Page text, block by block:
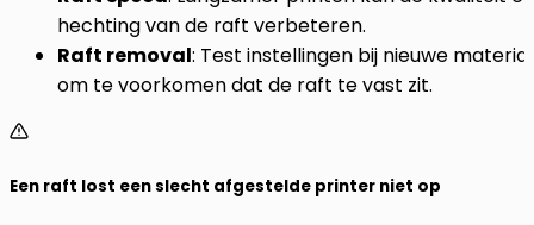
hechting van de raft verbeteren.
Raft removal: Test instellingen bij nieuwe
om te voorkomen dat de raft te vast zit.
Een raft lost een slecht afgestelde printer niet op